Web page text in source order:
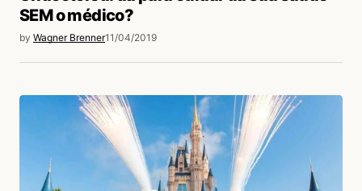
SEM o médico?
by Wagner Brenner11/04/2019